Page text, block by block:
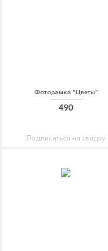
Фоторамка "Цветы"
490
Подписаться на скидку